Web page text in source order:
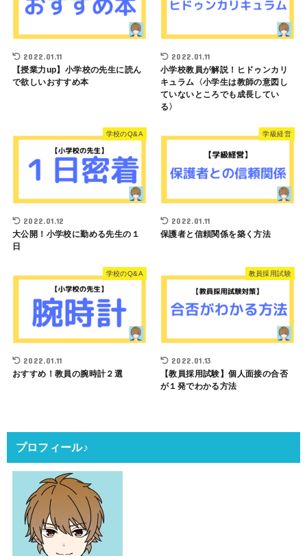
2022.01.11
【授業力up】小学校の先生に読ん
で欲しいおすすめ本
2022.01.11
小学校教員が解説！ヒドゥンカリ
キュラム〈小学生は教師の意図し
ていないところでも成長してい
る〉
学校のQ&A
2022.01.12
大公開！小学校に勤める先生の１
日
学級経営
2022.01.11
保護者と信頼関係を築く方法
学校のQ&A
2022.01.11
おすすめ！教員の腕時計２選
教員採用試験
2022.01.13
【教員採用試験】個人面接の合否
が１発でわかる方法
プロフィール♪